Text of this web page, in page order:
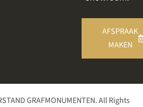
AFSPRAAK
MAKEN
GRAFMONUMENTEN. All Rights